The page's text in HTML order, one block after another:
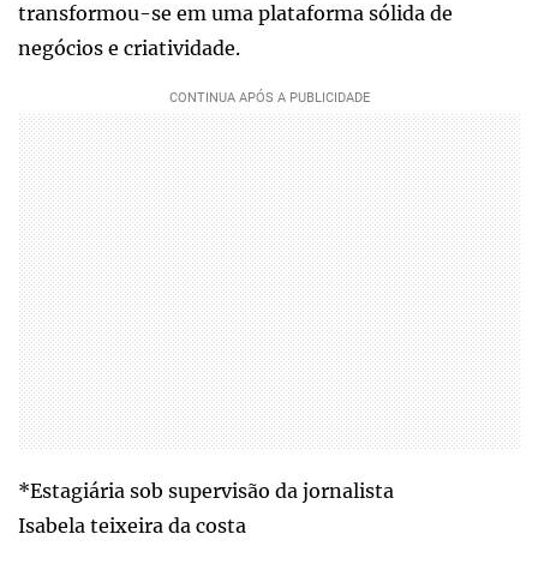
transformou-se em uma plataforma sólida de
negócios e criatividade.
*Estagiária sob supervisão da jornalista
Isabela teixeira da costa